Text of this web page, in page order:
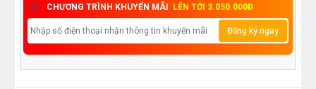
CHƯƠNG TRÌNH KHUYẾN MÃI LÊN TỚI 3.050.000Đ
Đăng ký ngay